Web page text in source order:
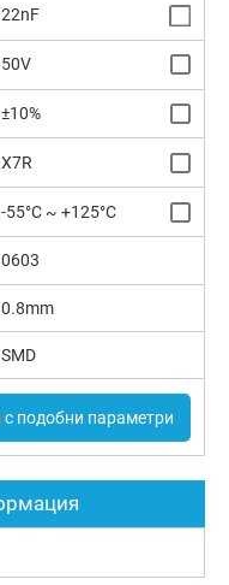
22nF
50V
±10%
X7R
-55°C ~ +125°C
0603
0.8mm
SMD
с подобни параметри